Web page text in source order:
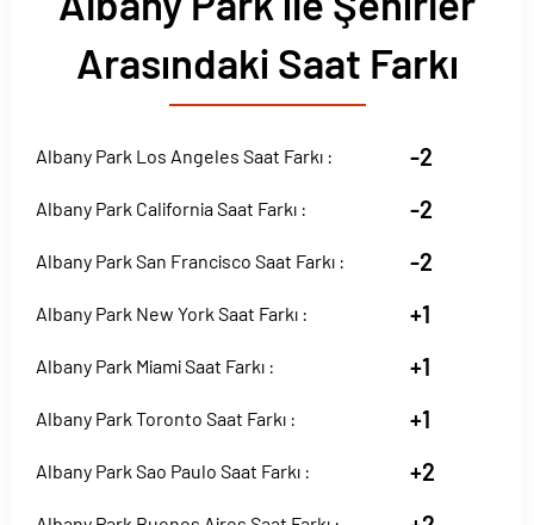
Arasındaki Saat Farkı
Albany Park Los Angeles Saat Farkı : -2
Albany Park California Saat Farkı : -2
Albany Park San Francisco Saat Farkı : -2
Albany Park New York Saat Farkı : +1
Albany Park Miami Saat Farkı : +1
Albany Park Toronto Saat Farkı : +1
Albany Park Sao Paulo Saat Farkı : +2